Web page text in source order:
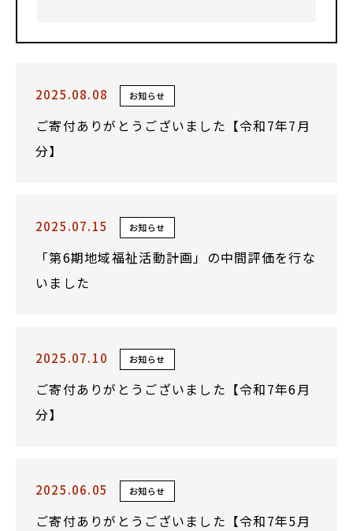
2025.08.08 お知らせ
ご寄付ありがとうございました【令和7年7月
分】
2025.07.15 お知らせ
「第6期地域福祉活動計画」の中間評価を行な
いました
2025.07.10 お知らせ
ご寄付ありがとうございました【令和7年6月
分】
2025.06.05 お知らせ
ご寄付ありがとうございました【令和7年5月